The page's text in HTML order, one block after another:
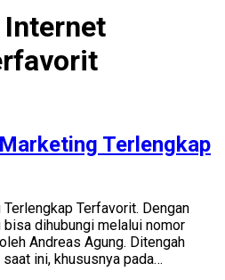
Internet
Terlengkap
Terfavorit. Dengan
dihubungi melalui nomor
Andreas Agung. Ditengah
ini, khususnya pada…